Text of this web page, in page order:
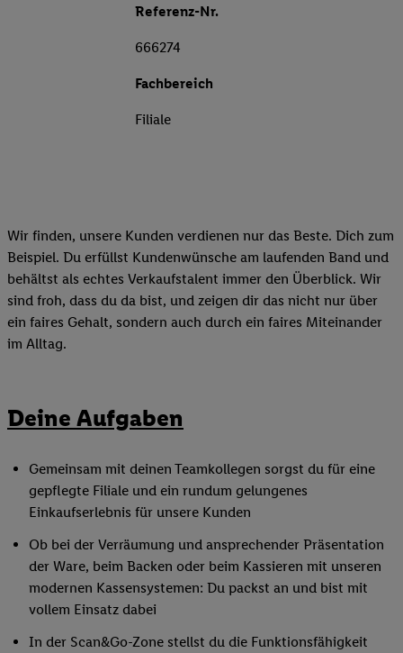
Referenz-Nr.
666274
Fachbereich
Filiale
Wir finden, unsere Kunden verdienen nur das Beste. Dich zum
Beispiel. Du erfüllst Kundenwünsche am laufenden Band und
behältst als echtes Verkaufstalent immer den Überblick. Wir
sind froh, dass du da bist, und zeigen dir das nicht nur über
ein faires Gehalt, sondern auch durch ein faires Miteinander
im Alltag.
Deine Aufgaben
Gemeinsam mit deinen Teamkollegen sorgst du für eine
gepflegte Filiale und ein rundum gelungenes
Einkaufserlebnis für unsere Kunden
Ob bei der Verräumung und ansprechender Präsentation
der Ware, beim Backen oder beim Kassieren mit unseren
modernen Kassensystemen: Du packst an und bist mit
vollem Einsatz dabei
In der Scan&Go-Zone stellst du die Funktionsfähigkeit